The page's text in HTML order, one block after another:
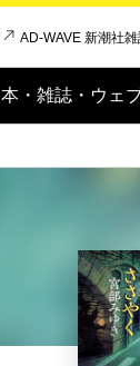
AD-WAVE 新潮社
本・雑誌・ウェ